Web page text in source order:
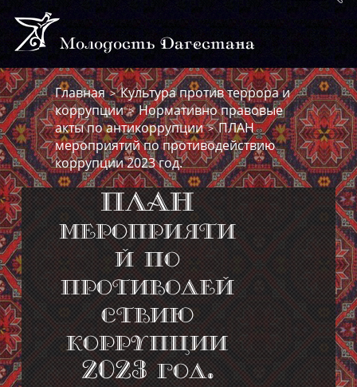
Молодость Дагестана
Главная>Культура против террора и
коррупции>Нормативно правовые
акты по антикоррупции>ПЛАН
мероприятий по противодействию
коррупции 2023 год.
ПЛАН
мероприяти
й по
противодей
ствию
коррупции
2023 год.